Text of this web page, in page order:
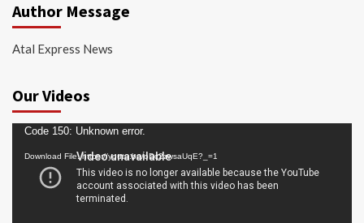
Author Message
Atal Express News
Our Videos
Video
Player
Code 150: Unknown error.
Download File: https://youtu.be/oDc2zwsaUqE?_=1